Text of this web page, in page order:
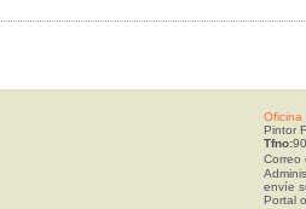
Oficina
Pintor
Tfno:
Correo
envíe
Portal